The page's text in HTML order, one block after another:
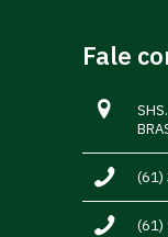
Fale
(61)
(61)